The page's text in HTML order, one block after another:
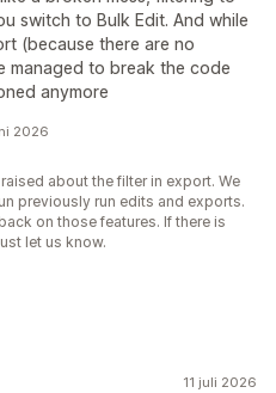
switch to Bulk Edit. And while
(because there are no
managed to break the code
anymore
2026
about the filter in export. We
previously run edits and exports.
on those features. If there is
let us know.
11 juli 2026